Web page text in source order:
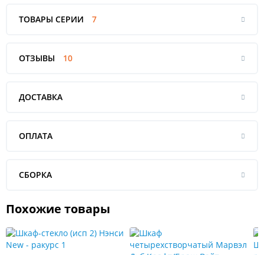
ТОВАРЫ СЕРИИ 7
ОТЗЫВЫ 10
ДОСТАВКА
ОПЛАТА
СБОРКА
Похожие товары